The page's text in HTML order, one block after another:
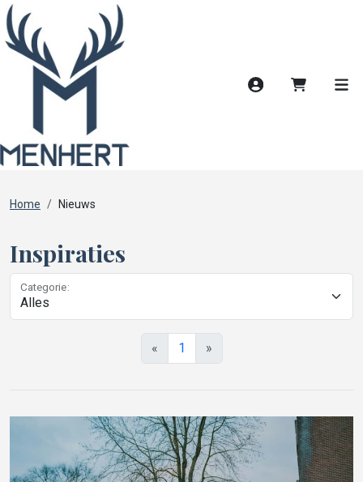
Account
Home Nieuws
Inspiraties
Categorie:
« 1 »